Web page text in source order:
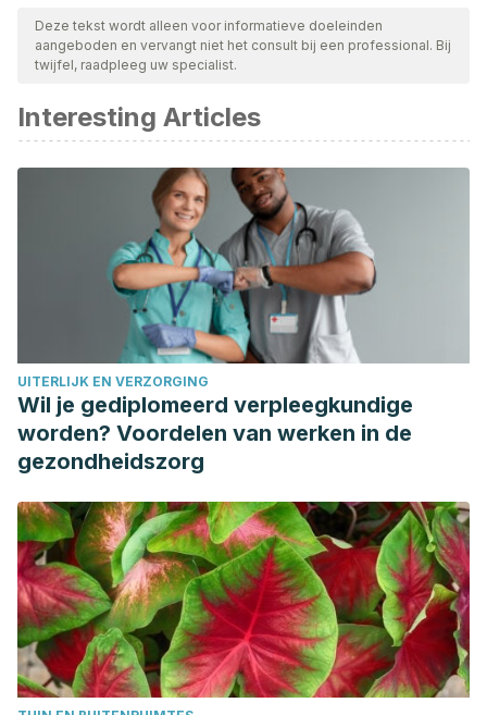
ons team om hun kwaliteit, betrouwbaarheid, actualiteit en
geldigheid te waarborgen. De bibliografie van dit artikel werd
Blondell, S. J., Hammersley-Mather, R., & Veerman, J. L.
(2014). Does physical activity prevent cognitive decline
and dementia?: A systematic review and meta-analysis of
longitudinal studies. BMC Public Health.
https://doi.org/10.1186/1471-2458-14-510
Cole, G. M., & Frautschy, S. A. (2010). DHA May Prevent
Age-Related Dementia. Journal of Nutrition.
https://doi.org/10.3945/jn.109.113910
Livingston, G., Sommerlad, A., Orgeta, V., Costafreda, S. G.,
Huntley, J., Ames, D., … Mukadam, N. (2017). Dementia
prevention, intervention, and care. The Lancet.
https://doi.org/10.1016/S0140-6736(17)31363-6
Deze tekst wordt alleen voor informatieve doeleinden
aangeboden en vervangt niet het consult bij een professional. Bij
twijfel, raadpleeg uw specialist.
Interesting Articles
UITERLIJK EN VERZORGING
Wil je gediplomeerd verpleegkundige
worden? Voordelen van werken in de
gezondheidszorg